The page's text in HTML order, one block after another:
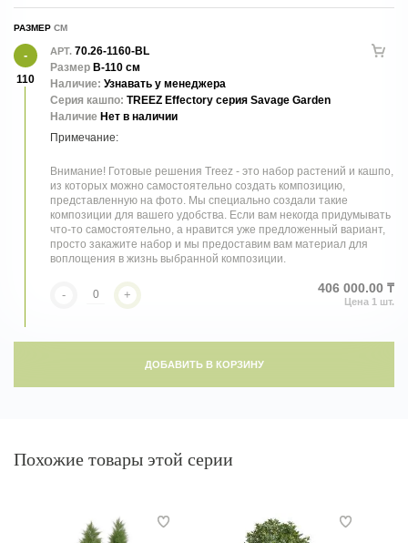
30.05170256LY-S - Ветка Форзиции цветущая - 20 шт
РАЗМЕР
110
АРТ. 70.26-1160-BL
Размер В-110 см
Наличие: Узнавать у менеджера
Серия кашпо: TREEZ Effectory серия Savage Garden
Наличие Нет в наличии
Внимание! Готовые решения Treez - это набор растений и кашпо,
из которых можно самостоятельно создать композицию,
представленную на фото. Мы специально создали такие
композиции для вашего удобства. Если вам некогда придумывать
что-то самостоятельно, а нравится уже предложенный вариант,
просто закажите набор и мы предоставим вам материал для
воплощения в жизнь выбранной композиции.
- + 406 000.00 ₸
ДОБАВИТЬ В КОРЗИНУ
Похожие товары этой серии